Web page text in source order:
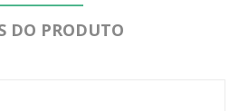
DO PRODUTO